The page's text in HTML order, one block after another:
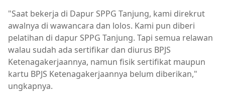
"Saat bekerja di Dapur SPPG Tanjung, kami direkrut
awalnya di wawancara dan lolos. Kami pun diberi
pelatihan di dapur SPPG Tanjung. Tapi semua relawan
walau sudah ada sertifikar dan diurus BPJS
Ketenagakerjaannya, namun fisik sertifikat maupun
kartu BPJS Ketenagakerjaannya belum diberikan,"
ungkapnya.